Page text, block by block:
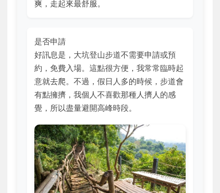
爽，走起來最舒服。
是否申請
好訊息是，大坑登山步道不需要申請或預
約，免費入場。這點很方便，我常常臨時起
意就去爬。不過，假日人多的時候，步道會
有點擁擠，我個人不喜歡那種人擠人的感
覺，所以盡量避開高峰時段。